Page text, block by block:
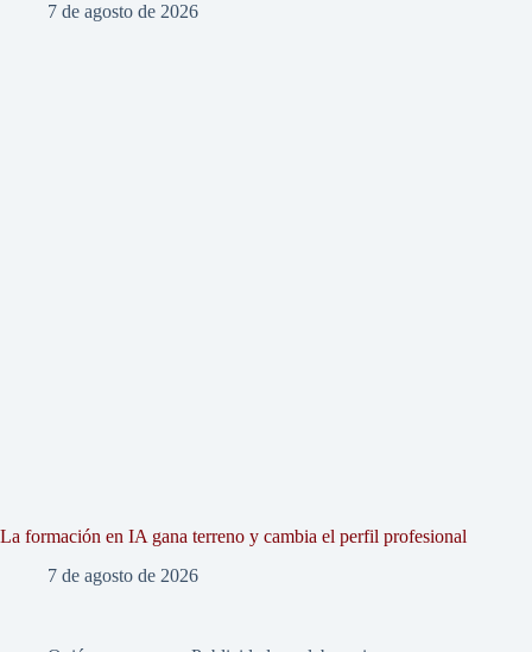
7 de agosto de 2026
La formación en IA gana terreno y cambia el perfil profesional
7 de agosto de 2026